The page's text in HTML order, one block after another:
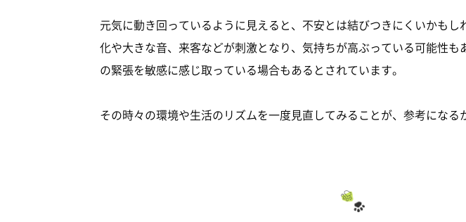
元気に動き回っているように見えると、不安とは結びつきにくいかもし
化や大きな音、来客などが刺激となり、気持ちが高ぶっている可能性も
の緊張を敏感に感じ取っている場合もあるとされています。
その時々の環境や生活のリズムを一度見直してみることが、参考になる